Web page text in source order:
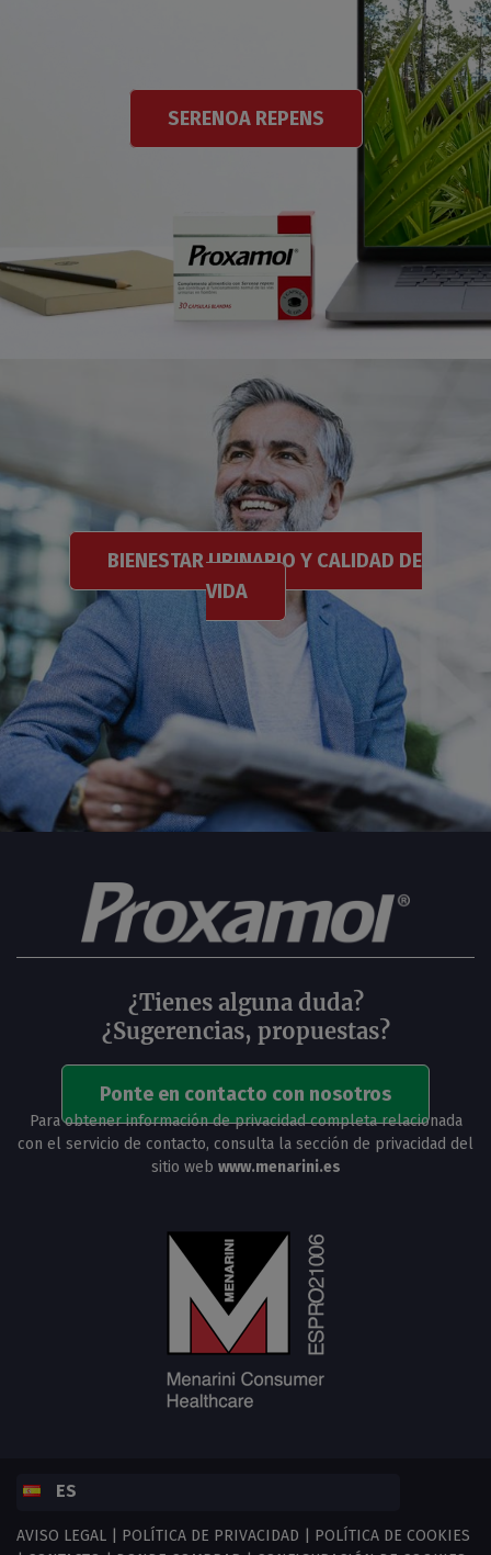
SERENOA REPENS
BIENESTAR URINARIO Y CALIDAD DE
VIDA
¿Tienes alguna duda?
¿Sugerencias, propuestas?
Ponte en contacto con nosotros
Para obtener información de privacidad completa relacionada
con el servicio de contacto, consulta la sección de privacidad del
sitio web www.menarini.es
ES
AVISO LEGAL POLÍTICA DE PRIVACIDAD
POLÍTICA DE COOKIES